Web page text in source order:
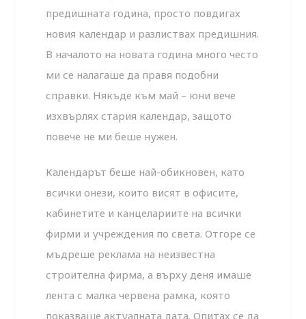
предишната година, просто повдигах
новия календар и разлиствах предишния.
В началото на новата година много често
ми се налагаше да правя подобни
справки. Някъде към май – юни вече
изхвърлях стария календар, защото
повече не ми беше нужен.
Календарът беше най-обикновен, като
всички онези, които висят в офисите,
кабинетите и канцелариите на всички
фирми и учреждения по света. Отгоре се
мъдреше реклама на неизвестна
строителна фирма, а върху деня имаше
лента с малка червена рамка, която
показваше актуалната дата. Опитах се да